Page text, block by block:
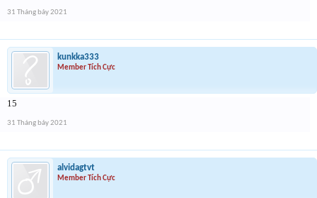
31 Tháng bảy 2021
kunkka333
Member Tích Cực
15
31 Tháng bảy 2021
alvidagtvt
Member Tích Cực